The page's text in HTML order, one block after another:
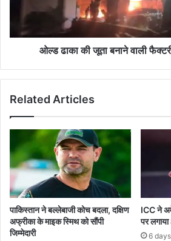
आग,5
ओल्ड ढाका की जूता बनाने वाली
Related Articles
पाकिस्तान ने बल्लेबाजी कोच बदला, दक्षिण
अफ्रीका के माइक स्मिथ को सौंपी
जिम्मेदारी
ICC ने
पर
6